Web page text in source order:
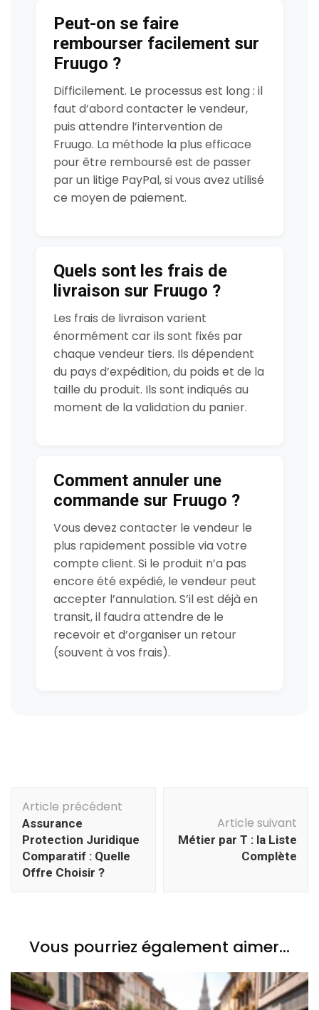
Peut-on se faire
rembourser facilement sur
Fruugo ?
Difficilement. Le processus est long : il
faut d’abord contacter le vendeur,
puis attendre l’intervention de
Fruugo. La méthode la plus efficace
pour être remboursé est de passer
par un litige PayPal, si vous avez utilisé
ce moyen de paiement.
Quels sont les frais de
livraison sur Fruugo ?
Les frais de livraison varient
énormément car ils sont fixés par
chaque vendeur tiers. Ils dépendent
du pays d’expédition, du poids et de la
taille du produit. Ils sont indiqués au
moment de la validation du panier.
Comment annuler une
commande sur Fruugo ?
Vous devez contacter le vendeur le
plus rapidement possible via votre
compte client. Si le produit n’a pas
encore été expédié, le vendeur peut
accepter l’annulation. S’il est déjà en
transit, il faudra attendre de le
recevoir et d’organiser un retour
(souvent à vos frais).
d'article
Article précédent
Assurance
Protection Juridique
Comparatif : Quelle
Offre Choisir ?
Article suivant
Métier par T : la Liste
Complète
Vous pourriez également aimer...